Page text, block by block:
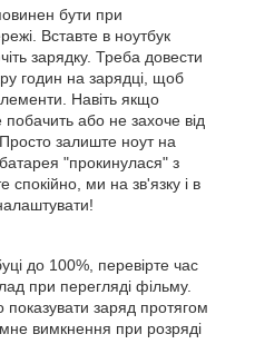
бути при
Вставте в ноутбук
зарядку. Треба довести
годин на зарядці, щоб
Навіть якщо
побачить або не захоче від
залиште ноут на
"прокинулася" з
спокійно, ми на зв'язку і в
до 100%, перевірте час
при перегляді фільму.
заряд протягом
вимкнення при розряді